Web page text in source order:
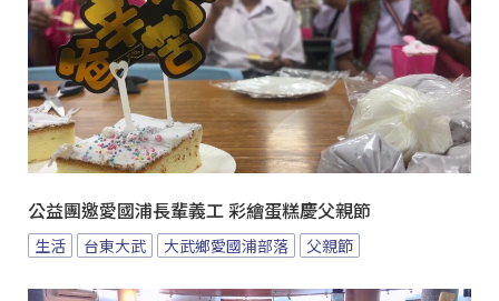
公益團邀愛國浦長輩義工 彩繪蛋糕慶父親節
生活 台東大武 大武鄉愛國浦部落 父親節